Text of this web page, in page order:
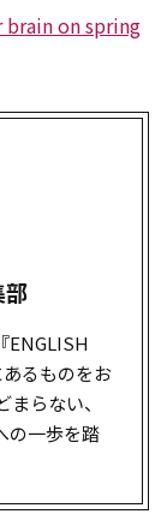
brain on spring
部
ENGLISH
るものをお
らない、
の一歩を踏